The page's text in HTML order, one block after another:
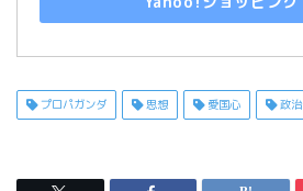
プロパガンダ 思想 愛国心 政治